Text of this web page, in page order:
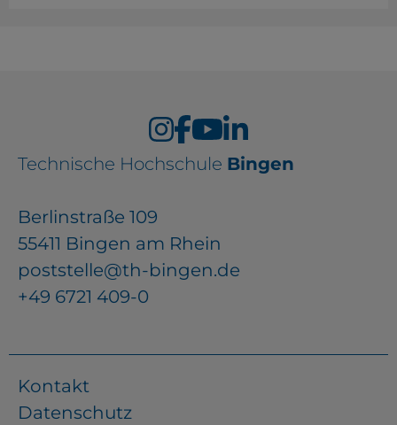
Technische Hochschule Bingen
Berlinstraße 109
55411 Bingen am Rhein
poststelle@th-bingen.de
+49 6721 409-0
Kontakt
Datenschutz